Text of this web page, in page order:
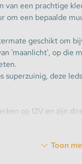
van een prachtige
om een bepaalde
geschikt om
'maanlicht', op die
superzuinig, deze
op 12V en zijn
Toon